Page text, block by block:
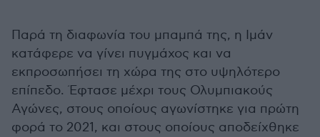
Παρά τη διαφωνία του μπαμπά της, η Ιμάν
κατάφερε να γίνει πυγμάχος και να
εκπροσωπήσει τη χώρα της στο υψηλότερο
επίπεδο. Έφτασε μέχρι τους Ολυμπιακούς
Αγώνες, στους οποίους αγωνίστηκε για πρώτη
φορά το 2021, και στους οποίους αποδείχθηκε